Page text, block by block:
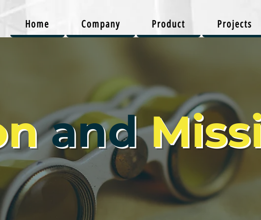
Home Company Product Projects
and